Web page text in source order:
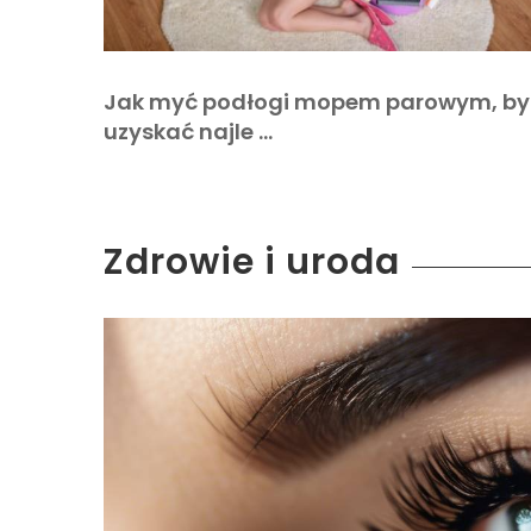
Jak myć podłogi mopem parowym, by
uzyskać najle …
Zdrowie i uroda